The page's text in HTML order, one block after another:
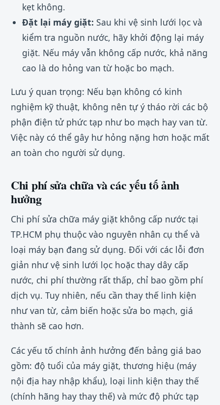
kẹt không.
Đặt lại máy giặt: Sau khi vệ sinh lưới lọc và
kiểm tra nguồn nước, hãy khởi động lại máy
giặt. Nếu máy vẫn không cấp nước, khả năng
cao là do hỏng van từ hoặc bo mạch.
Lưu ý quan trọng: Nếu bạn không có kinh
nghiệm kỹ thuật, không nên tự ý tháo rời các bộ
phận điện tử phức tạp như bo mạch hay van từ.
Việc này có thể gây hư hỏng nặng hơn hoặc mất
an toàn cho người sử dụng.
Chi phí sửa chữa và các yếu tố ảnh
hưởng
Chi phí sửa chữa máy giặt không cấp nước tại
TP.HCM phụ thuộc vào nguyên nhân cụ thể và
loại máy bạn đang sử dụng. Đối với các lỗi đơn
giản như vệ sinh lưới lọc hoặc thay dây cấp
nước, chi phí thường rất thấp, chỉ bao gồm phí
dịch vụ. Tuy nhiên, nếu cần thay thế linh kiện
như van từ, cảm biến hoặc sửa bo mạch, giá
thành sẽ cao hơn.
Các yếu tố chính ảnh hưởng đến bảng giá bao
gồm: độ tuổi của máy giặt, thương hiệu (máy
nội địa hay nhập khẩu), loại linh kiện thay thế
(chính hãng hay thay thế) và mức độ phức tạp